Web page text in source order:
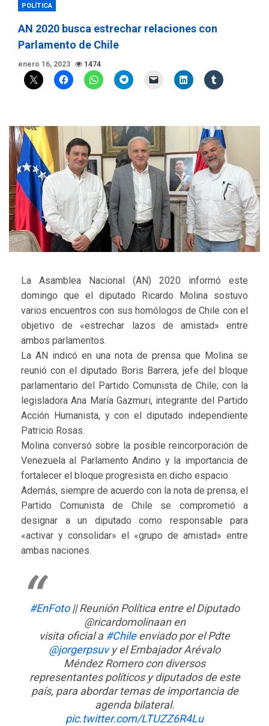
POLÍTICA
AN 2020 busca estrechar relaciones con
Parlamento de Chile
enero 16, 2023 1474
La Asamblea Nacional (AN) 2020 informó este
domingo que el diputado Ricardo Molina sostuvo
varios encuentros con sus homólogos de Chile con el
objetivo de «estrechar lazos de amistad» entre
ambos parlamentos.
La AN indicó en una nota de prensa que Molina se
reunió con el diputado Boris Barrera, jefe del bloque
parlamentario del Partido Comunista de Chile; con la
legisladora Ana María Gazmuri, integrante del Partido
Acción Humanista, y con el diputado independiente
Patricio Rosas.
Molina conversó sobre la posible reincorporación de
Venezuela al Parlamento Andino y la importancia de
fortalecer el bloque progresista en dicho espacio.
Además, siempre de acuerdo con la nota de prensa, el
Partido Comunista de Chile se comprometió a
designar a un diputado como responsable para
«activar y consolidar» el «grupo de amistad» entre
ambas naciones.
#EnFoto|| Reunión Política entre el Diputado
@ricardomolinaan en
visita oficial a #Chileenviado por el Pdte
@jorgerpsuvy el Embajador Arévalo
Méndez Romero con diversos
representantes políticos y diputados de este
país, para abordar temas de importancia de
agenda bilateral.
pic.twitter.com/LTUZZ6R4Lu